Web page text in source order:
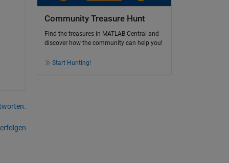
Community Treasure Hunt
Find the treasures in MATLAB Central and
discover how the community can help you!
Start Hunting!